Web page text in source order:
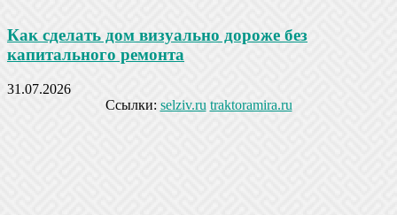
Как сделать дом визуально дороже без
капитального ремонта
31.07.2026
Ссылки: selziv.ru traktoramira.ru